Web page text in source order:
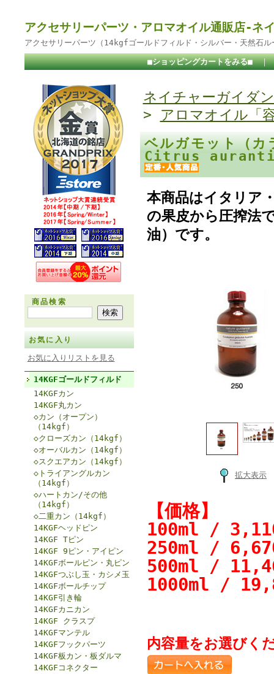
アクセサリーパーツ・アロマオイル通販店-ネ
アクセサリーパーツ（14kgfゴールドフィルド・シルバー・天然石
■ショッピングカートをみる■ ｜
商品検索
お気に入り
お気に入りリストを見る
14KGFゴールドフィルド
14KGFカン
14KGF丸カン
◇カン（オープン）
（14kgf）
◇クローズカン（14kgf）
◇オーバルカン（14kgf）
◇スクエアカン（14kgf）
◇トライアングルカン
（14kgf）
◇ハートカン/その他
（14kgf）
◇二重カン（14kgf）
14KGFヘッドピン
14KGF Tピン
14KGF 9ピン・アイピン
14KGFボールピン・丸ピン
14KGFつぶし玉・カシメ玉
14KGFボールチップ
14KGF引き輪
14KGFカニカン
14KGF クラスプ
14KGFマンテル
14KGFフックパーツ
14KGF板カン・板ダルマ
14KGFコネクター
ネイチャーガイダ
> アロマオイル「
ベルガモット（
Citrus
本商品はイタリア
の果皮から圧搾法
油）です。
拡大表示
【価格】
100ml /
250ml /
500ml /
1000ml /
内容量をお選びく